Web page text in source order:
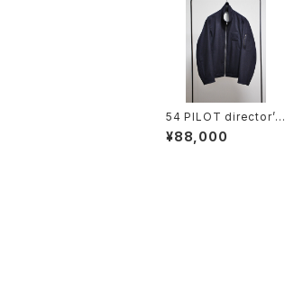
54 PILOT director’s
edition
¥88,000